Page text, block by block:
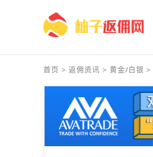
首页 > 返佣资讯 > 黄金/白银 >